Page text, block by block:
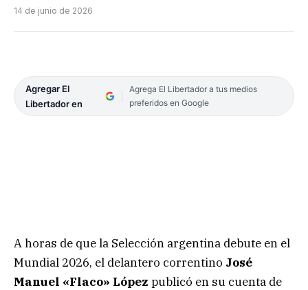
14 de junio de 2026
Agregar El
Libertador en
Agrega El Libertador a tus medios
preferidos en Google
A horas de que la Selección argentina debute en el
Mundial 2026, el delantero correntino José
Manuel «Flaco» López publicó en su cuenta de